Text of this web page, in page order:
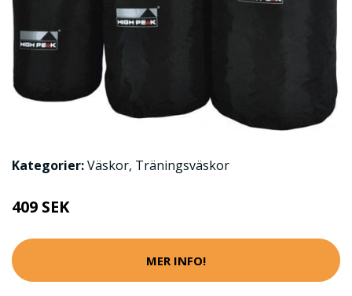
Kategorier:Väskor, Träningsväskor
409 SEK
MER INFO!